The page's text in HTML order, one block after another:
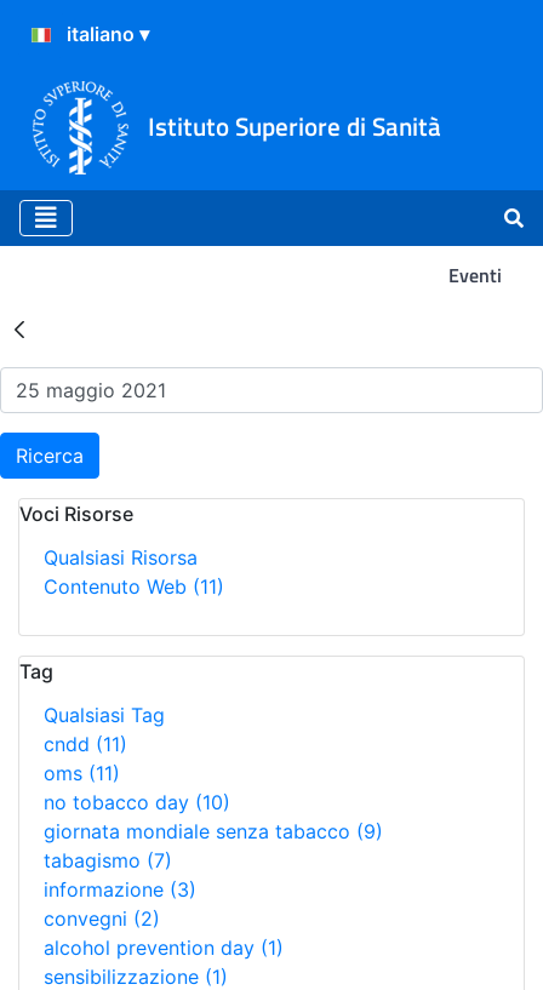
Istituto Superiore di Sanità
Eventi
Risultati della Ricerca -
Ricerca
Voci Risorse
Qualsiasi Risorsa
Contenuto Web (11)
Tag
Qualsiasi Tag
cndd (11)
oms (11)
no tobacco day (10)
giornata mondiale senza tabacco (9)
tabagismo (7)
informazione (3)
convegni (2)
alcohol prevention day (1)
sensibilizzazione (1)